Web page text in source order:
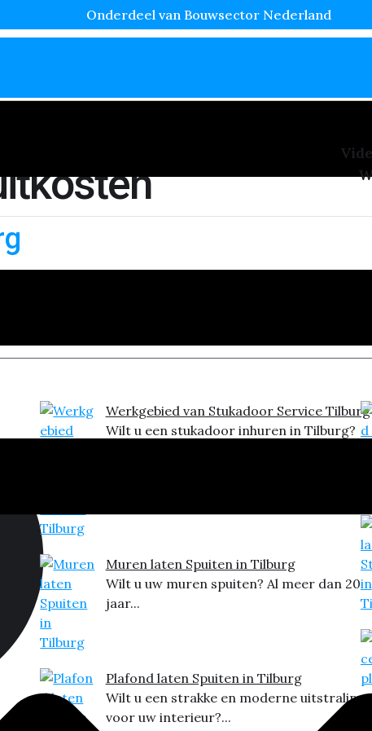
Onderdeel van Bouwsector Nederland
populairder wordt vanwege de strakke en egale
roller of kwast en biedt een hoogwaardige afwerking
de voordelen, toepassingen, kosten […]
Werkgebied van Stukadoor Service Tilburg
Wilt u een stukadoor inhuren in Tilburg?
Muren laten Spuiten in Tilburg
Wilt u uw muren spuiten? Al meer dan 20
jaar...
Plafond laten Spuiten in Tilburg
Wilt u een strakke en moderne uitstraling
voor uw interieur?...